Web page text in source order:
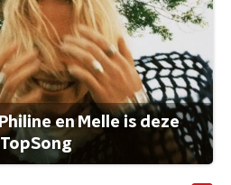
en Melle is deze